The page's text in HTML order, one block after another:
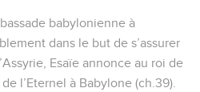
babylonienne à
dans le but de s’assurer
Esaïe annonce au roi de
l’Eternel à Babylone (ch.39).